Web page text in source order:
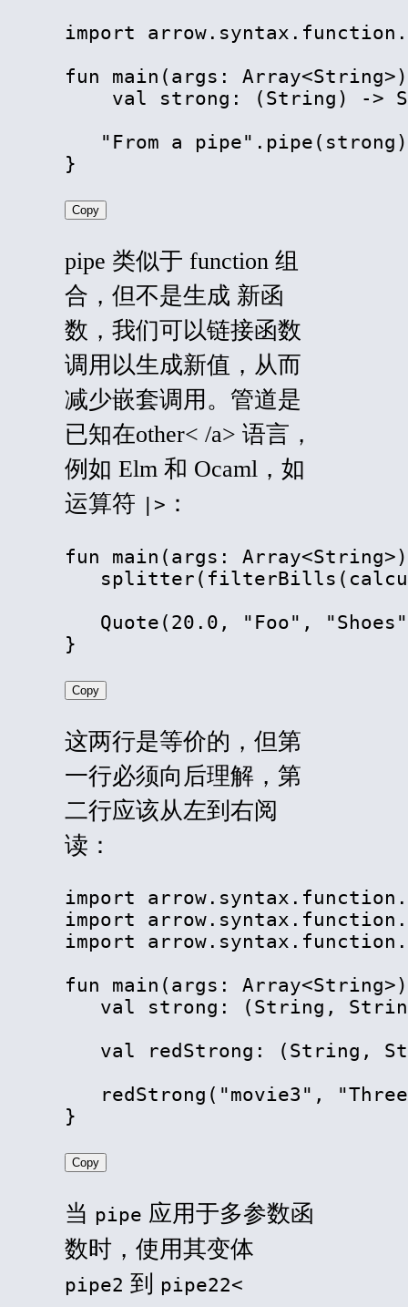
import
fun main(args: Array<String>
val strong: (String) ->
"From a
}
Copy
pipe 类似于 function 组
合，但不是生成 新函
数，我们可以链接函数
调用以生成新值，从而
减少嵌套调用。管道是
已知在other< /a> 语言，
例如 Elm 和 Ocaml ，如
运算符
|> ：
fun main(args: Array<String>
Quote(20.0, "Foo",
}
Copy
这两行是等价的，但第
一行必须向后理解，第
二行应该从左到右阅
读：
import
import
import
fun main(args: Array<String>
val strong: (String,
val redStrong: (String,
redStrong("movie3",
}
Copy
当 pipe 应用于多参数函
数时，使用其变体
pipe2 到
pipe22<